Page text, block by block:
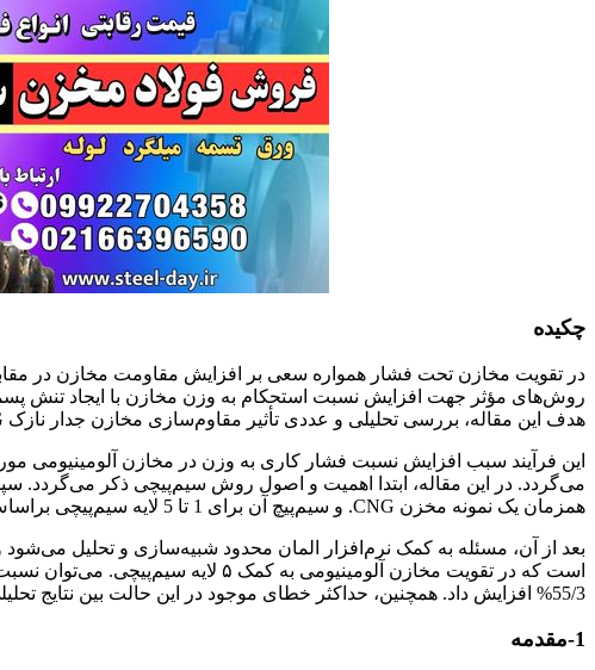
چکیده
در تقویت مخازن تحت فشار همواره سعی بر افزایش مقاومت مخازن در
روش‌های مؤثر جهت افزایش نسبت استحکام به وزن مخازن با ایجاد تنش
هدف این مقاله، بررسی تحلیلی و عددی تأثیر مقاوم‌سازی مخازن جدار نازک CNG نوع 2 با استفاده از عملیات سیم‌پیچی می‌باشد.
این فرآیند سبب افزایش نسبت فشار کاری به وزن در مخازن آلومینیومی
می‌گردد. در این مقاله، ابتدا اهمیت و اصول روش سیم‌پیچی ذکر می‌گردد.
همزمان یک نمونه مخزن CNG. و سیم‌پیچ آن برای 1 تا 5 لایه سیم‌پیچی براساس معیار ترسکا حاصل می‌گردد.
بعد از آن، مسئله به کمک نرم‌افزار المان محدود شبیه‌سازی و تحلیل می‌شود و
است که در تقویت مخازن آلومینیومی به
55/3% افزایش داد. همچنین، حداکثر خطای موجود در این حالت بین نتایج تحلیلی و عددی در حدود 3% می‌باشد.
1-مقدمه